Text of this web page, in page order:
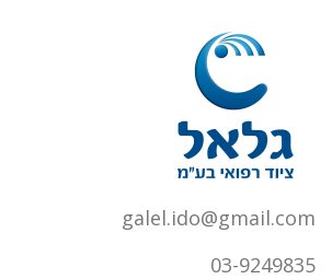
galel.ido@gmail.com
03-9249835